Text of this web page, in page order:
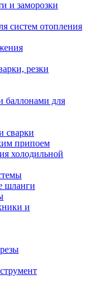
и заморозки
систем отопления
резки
баллонами для
сварки
припоем
холодильной
шланги
и